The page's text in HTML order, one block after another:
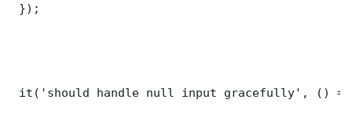
});
it('should handle null input gracefully', ()